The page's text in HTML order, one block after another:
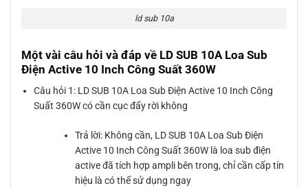
ld sub 10a
Một vài câu hỏi và đáp về LD SUB 10A Loa Sub
Điện Active 10 Inch Công Suất 360W
Câu hỏi 1: LD SUB 10A Loa Sub Điện Active 10 Inch Công
Suất 360W có cần cục đẩy rời không
Trả lời: Không cần, LD SUB 10A Loa Sub Điện
Active 10 Inch Công Suất 360W là loa sub điện
active đã tích hợp ampli bên trong, chỉ cần cấp tín
hiệu là có thể sử dụng ngay